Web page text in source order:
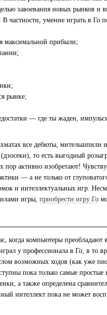
завоевания новых рынков
умение играть в Го
максимальной прибыли;
рынке;
— где ты жаден,
все дебюты,
то есть выгодный
активно изобретают!
— а не только от
и интеллектуальных игр.
игры, приобрести игру Го
компьютеры преобладают
у профессионала в Го, в то
возможных ходов (как уже
пока только самые
а также определена
интеллект пока не может